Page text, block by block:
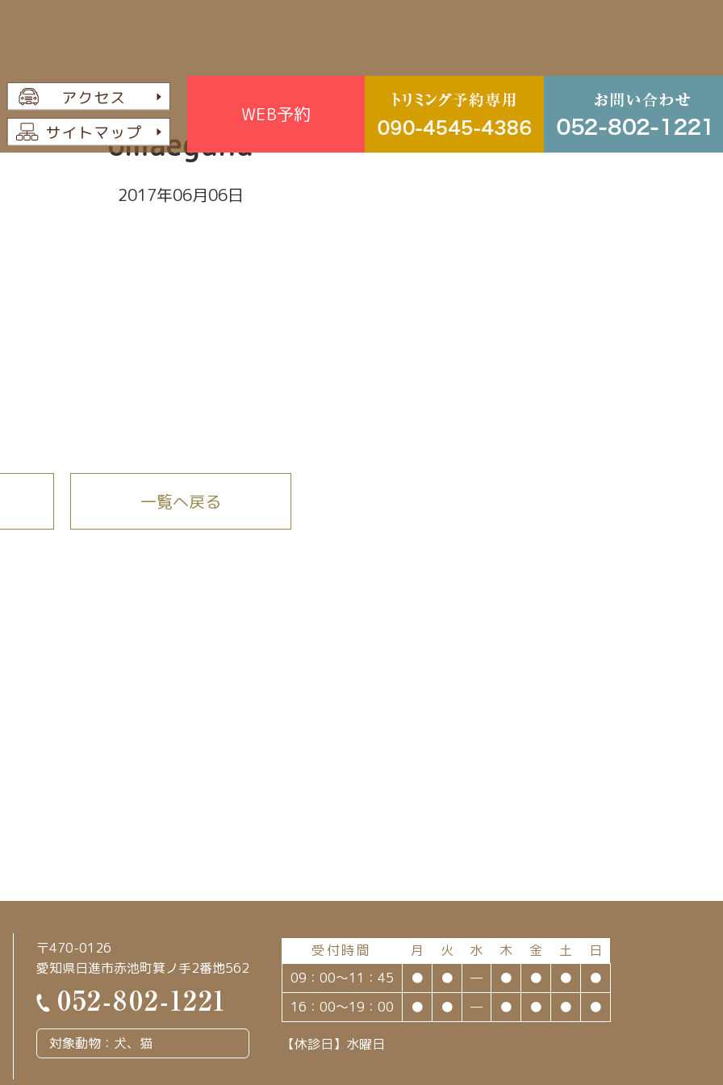
WEB予約
omaegana
2017年06月06日
一覧へ戻る
〒470-0126
愛知県日進市赤池町箕ノ手2番地562
対象動物：犬、猫
受付時間 月 火 水 木 金 土
日
09：00～11：45
● ● — ● ● ●
●
16：00～19：00
● ● — ● ● ● ●
【休診日】水曜日